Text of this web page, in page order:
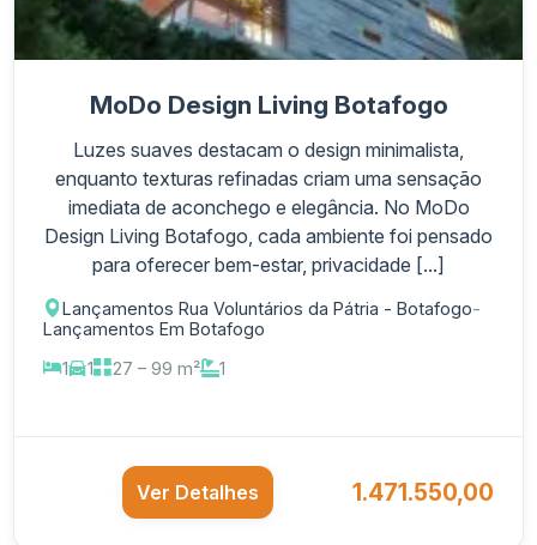
MoDo Design Living Botafogo
Luzes suaves destacam o design minimalista,
enquanto texturas refinadas criam uma sensação
imediata de aconchego e elegância. No MoDo
Design Living Botafogo, cada ambiente foi pensado
para oferecer bem-estar, privacidade [...]
Lançamentos Rua Voluntários da Pátria - Botafogo-
Lançamentos Em Botafogo
1
1 27 – 99 m² 1
Ver Detalhes 1.471.550,00